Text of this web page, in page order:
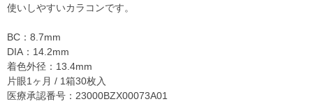
使いしやすいカラコンです。
BC：8.7mm
DIA：14.2mm
着色外径：13.4mm
片眼1ヶ月 / 1箱30枚入
医療承認番号：23000BZX00073A01